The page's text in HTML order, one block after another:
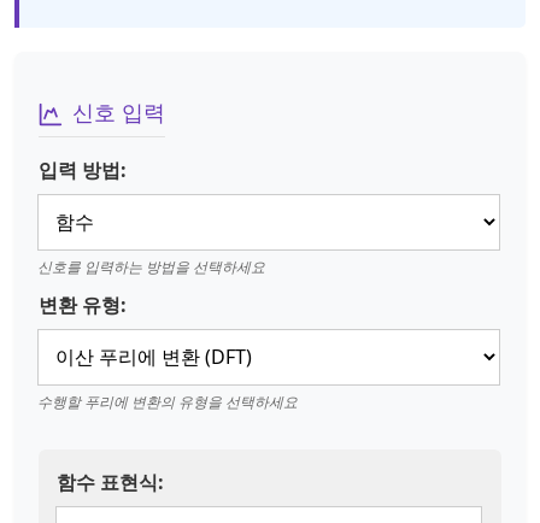
신호 입력
입력 방법:
신호를 입력하는 방법을 선택하세요
변환 유형:
수행할 푸리에 변환의 유형을 선택하세요
함수 표현식: